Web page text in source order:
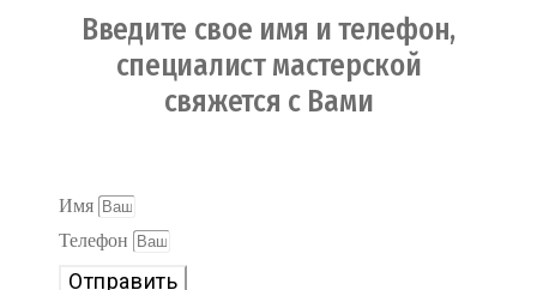
Введите свое имя и телефон,
специалист мастерской
свяжется с Вами
Имя
Телефон
Отправить